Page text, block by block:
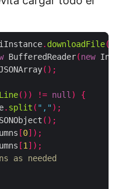
. downloadFile(
BufferedReader(new
();
()) != null )
{
. split ( "," );
();
[0]);
[1 ]);
as needed